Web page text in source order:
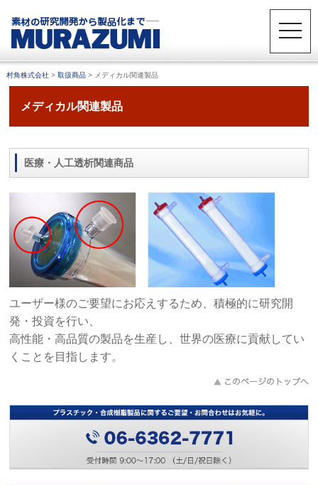
toggle
村角株式会社> 取扱商品> メディカル関連製品
メディカル関連製品
医療・人工透析関連商品
ユーザー様のご要望にお応えするため、積極的に研究開
発・投資を行い、
高性能・高品質の製品を生産し、世界の医療に貢献してい
くことを目指します。